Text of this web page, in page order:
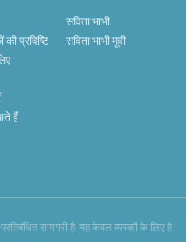
प्रविष्टि
हैं
सविता भाभी
सविता भाभी मूवी
सामग्री है, यह केवल व्यस्कों के लिए है.